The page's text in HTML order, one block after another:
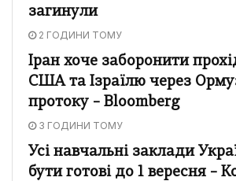
загинули
2 ГОДИНИ ТОМУ
Іран хоче заборонити
США та Ізраїлю через
протоку – Bloomberg
3 ГОДИНИ ТОМУ
Усі навчальні заклади
бути готові до 1 вересня –